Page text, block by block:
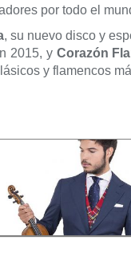
por todo el
, su nuevo disco y
2015, y Corazón
y flamencos